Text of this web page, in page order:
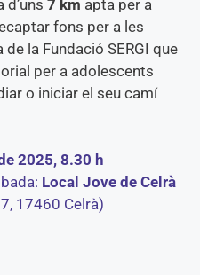
d’uns 7 km apta per a
fons per a les
de la Fundació SERGI que
per a adolescents
o iniciar el seu camí
2025, 8.30 h
Local Jove de Celrà
17460 Celrà)